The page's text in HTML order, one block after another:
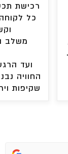
רכישת
כל
משלב
ועד
החוויה
שקיפות